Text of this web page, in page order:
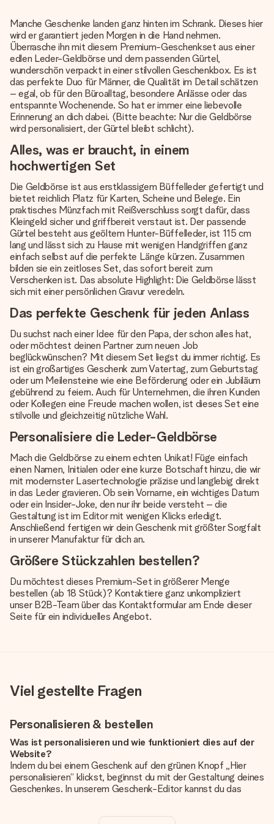
Manche Geschenke landen ganz hinten im Schrank. Dieses hier
wird er garantiert jeden Morgen in die Hand nehmen.
Überrasche ihn mit diesem Premium-Geschenkset aus einer
edlen Leder-Geldbörse und dem passenden Gürtel,
wunderschön verpackt in einer stilvollen Geschenkbox. Es ist
das perfekte Duo für Männer, die Qualität im Detail schätzen
– egal, ob für den Büroalltag, besondere Anlässe oder das
entspannte Wochenende. So hat er immer eine liebevolle
Erinnerung an dich dabei. (Bitte beachte: Nur die Geldbörse
wird personalisiert, der Gürtel bleibt schlicht).
Alles, was er braucht, in einem
hochwertigen Set
Die Geldbörse ist aus erstklassigem Büffelleder gefertigt und
bietet reichlich Platz für Karten, Scheine und Belege. Ein
praktisches Münzfach mit Reißverschluss sorgt dafür, dass
Kleingeld sicher und griffbereit verstaut ist. Der passende
Gürtel besteht aus geöltem Hunter-Büffelleder, ist 115 cm
lang und lässt sich zu Hause mit wenigen Handgriffen ganz
einfach selbst auf die perfekte Länge kürzen. Zusammen
bilden sie ein zeitloses Set, das sofort bereit zum
Verschenken ist. Das absolute Highlight: Die Geldbörse lässt
sich mit einer persönlichen Gravur veredeln.
Das perfekte Geschenk für jeden Anlass
Du suchst nach einer Idee für den Papa, der schon alles hat,
oder möchtest deinen Partner zum neuen Job
beglückwünschen? Mit diesem Set liegst du immer richtig. Es
ist ein großartiges Geschenk zum Vatertag, zum Geburtstag
oder um Meilensteine wie eine Beförderung oder ein Jubiläum
gebührend zu feiern. Auch für Unternehmen, die ihren Kunden
oder Kollegen eine Freude machen wollen, ist dieses Set eine
stilvolle und gleichzeitig nützliche Wahl.
Personalisiere die Leder-Geldbörse
Mach die Geldbörse zu einem echten Unikat! Füge einfach
einen Namen, Initialen oder eine kurze Botschaft hinzu, die wir
mit modernster Lasertechnologie präzise und langlebig direkt
in das Leder gravieren. Ob sein Vorname, ein wichtiges Datum
oder ein Insider-Joke, den nur ihr beide versteht – die
Gestaltung ist im Editor mit wenigen Klicks erledigt.
Anschließend fertigen wir dein Geschenk mit größter Sorgfalt
in unserer Manufaktur für dich an.
Größere Stückzahlen bestellen?
Du möchtest dieses Premium-Set in größerer Menge
bestellen (ab 18 Stück)? Kontaktiere ganz unkompliziert
unser B2B-Team über das Kontaktformular am Ende dieser
Seite für ein individuelles Angebot.
Viel gestellte Fragen
Personalisieren & bestellen
Was ist personalisieren und wie funktioniert dies auf der
Website?
Indem du bei einem Geschenk auf den grünen Knopf „Hier
personalisieren“ klickst, beginnst du mit der Gestaltung deines
Geschenkes. In unserem Geschenk-Editor kannst du das